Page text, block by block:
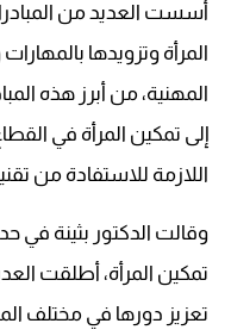
أسست العديد من
المرأة وتزويدها
المهنية، من أبرز هذه
إلى تمكين المرأة في
اللازمة للاستفادة من
وقالت الدكتور بثينة في
تمكين المرأة، أطلقت
تعزيز دورها في مختلف